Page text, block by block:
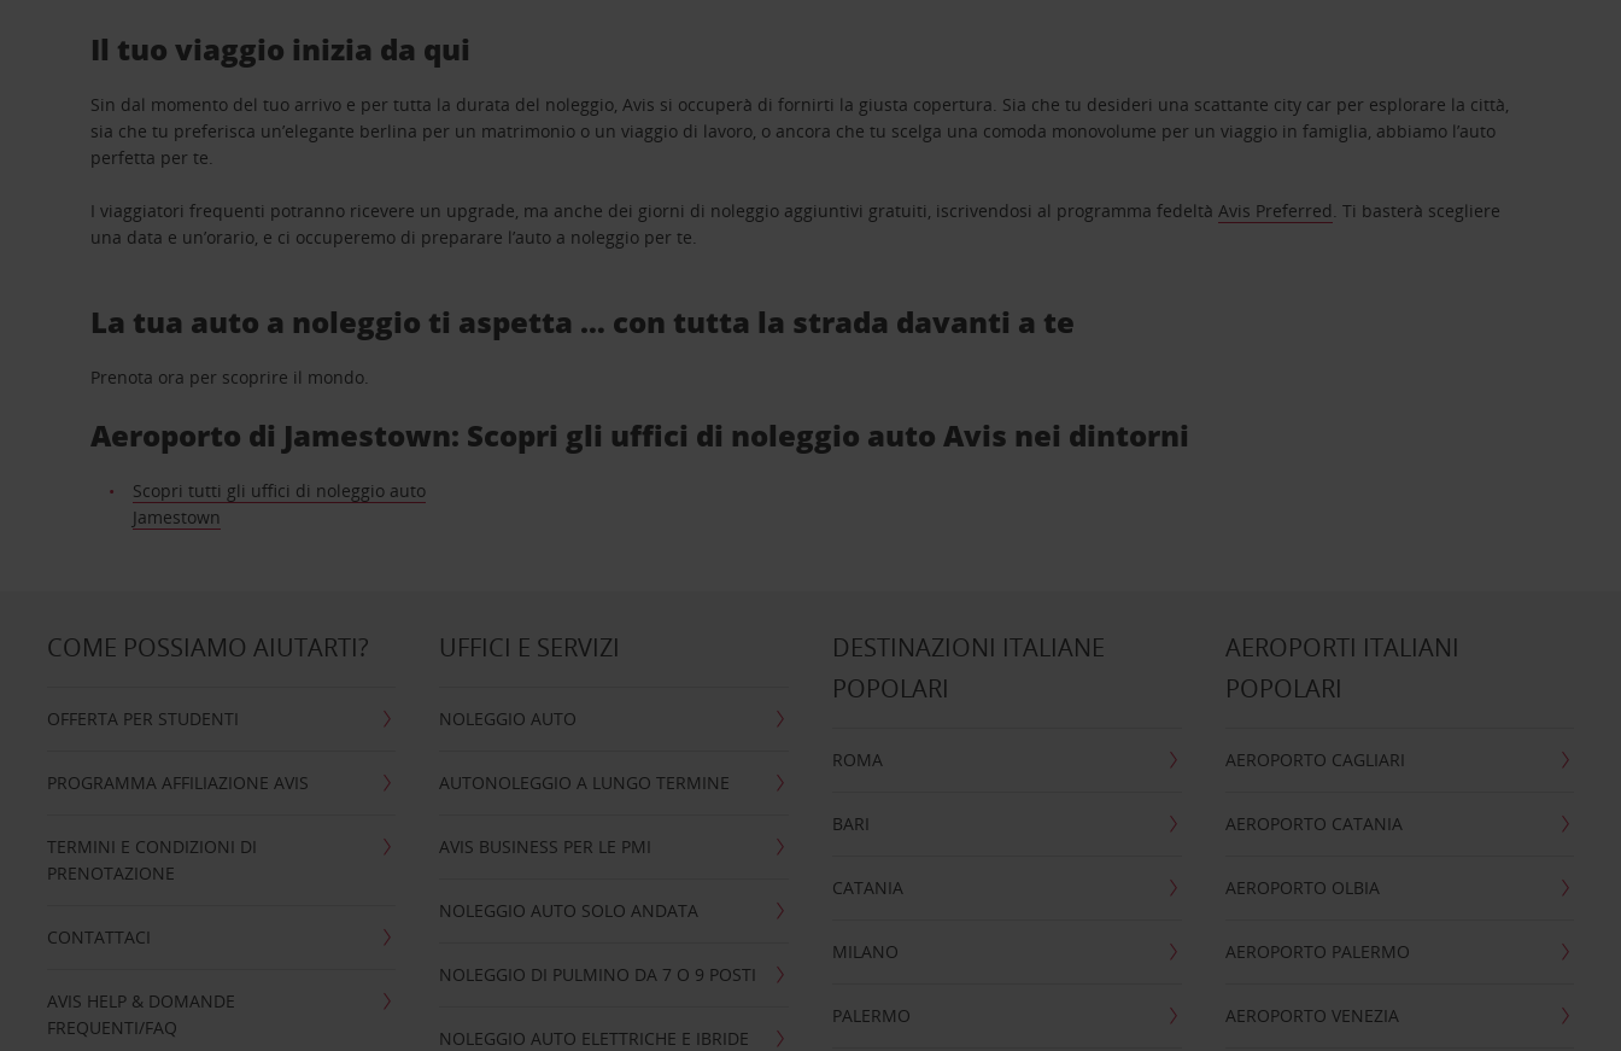
Il tuo viaggio inizia da qui
Sin dal momento del tuo arrivo e per tutta la durata del noleggio, Avis si occuperà di fornirti la giusta copertura. Sia che tu desideri una scattante city car per esplorare la città,
sia che tu preferisca un’elegante berlina per un matrimonio o un viaggio di lavoro, o ancora che tu scelga una comoda monovolume per un viaggio in famiglia, abbiamo l’auto
perfetta per te.
I viaggiatori frequenti potranno ricevere un upgrade, ma anche dei giorni di noleggio aggiuntivi gratuiti, iscrivendosi al programma fedeltàAvis Preferred. Ti basterà scegliere
una data e un’orario, e ci occuperemo di preparare l’auto a noleggio per te.
La tua auto a noleggio ti aspetta … con tutta la strada davanti a te
Prenota ora per scoprire il mondo.
Aeroporto di Jamestown: Scopri gli uffici di noleggio auto Avis nei dintorni
Scopri tutti gli uffici di noleggio auto
Jamestown
COME POSSIAMO AIUTARTI?
OFFERTA PER STUDENTI
PROGRAMMA AFFILIAZIONE AVIS
TERMINI E CONDIZIONI DI
PRENOTAZIONE
CONTATTACI
AVIS HELP & DOMANDE
FREQUENTI/FAQ
UFFICI E SERVIZI
NOLEGGIO AUTO
AUTONOLEGGIO A LUNGO TERMINE
AVIS BUSINESS PER LE PMI
NOLEGGIO AUTO SOLO ANDATA
NOLEGGIO DI PULMINO DA 7 O 9 POSTI
NOLEGGIO AUTO ELETTRICHE E IBRIDE
DESTINAZIONI ITALIANE
POPOLARI
ROMA
BARI
CATANIA
MILANO
PALERMO
AEROPORTI ITALIANI
POPOLARI
AEROPORTO CAGLIARI
AEROPORTO CATANIA
AEROPORTO OLBIA
AEROPORTO PALERMO
AEROPORTO VENEZIA